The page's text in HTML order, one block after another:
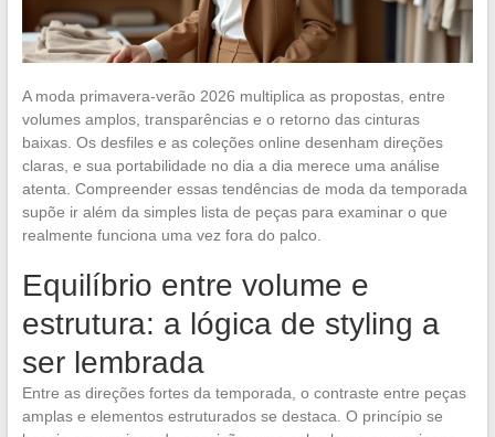
A moda primavera-verão 2026 multiplica as propostas, entre
volumes amplos, transparências e o retorno das cinturas
baixas. Os desfiles e as coleções online desenham direções
claras, e sua portabilidade no dia a dia merece uma análise
atenta. Compreender essas tendências de moda da temporada
supõe ir além da simples lista de peças para examinar o que
realmente funciona uma vez fora do palco.
Equilíbrio entre volume e
estrutura: a lógica de styling a
ser lembrada
Entre as direções fortes da temporada, o contraste entre peças
amplas e elementos estruturados se destaca. O princípio se